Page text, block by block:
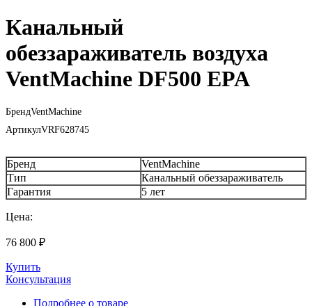
Канальный
обеззараживатель воздуха
VentMachine DF500 EPA
БрендVentMachine
АртикулVRF628745
Бренд
VentMachine
Тип
Канальный обеззараживатель
Гарантия
5 лет
Цена:
76 800 ₽
Купить
Консультация
Подробнее о товаре